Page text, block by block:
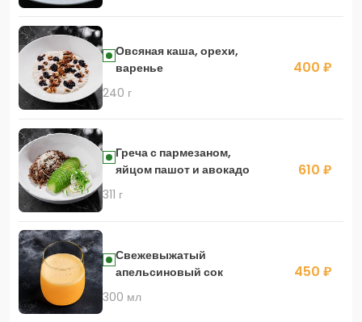
Овсяная каша, орехи,
варенье
240 г
400 ₽
Греча с пармезаном,
яйцом пашот и авокадо
311 г
610 ₽
Свежевыжатый
апельсиновый сок
300 мл
450 ₽